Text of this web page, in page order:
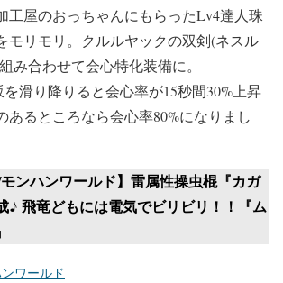
工屋のおっちゃんにもらったLv4達人珠
モリモリ。クルルヤックの双剣(ネスル
み合わせて会心特化装備に。
を滑り降りると会心率が15秒間30%上昇
あるところなら会心率80%になりまし
モンハンワールド】雷属性操虫棍『カガ
♪ 飛竜どもには電気でビリビリ！！『ム
ワールド